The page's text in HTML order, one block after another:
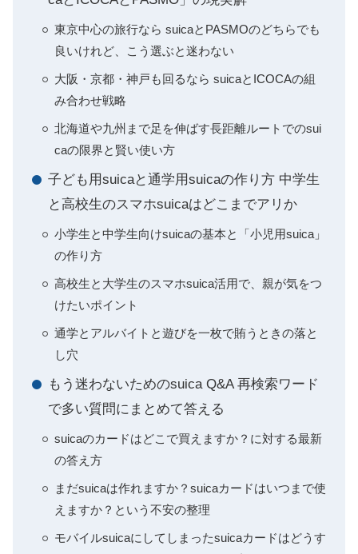
東京中心の旅行なら suicaとPASMOのどちらでも
良いけれど、こう選ぶと迷わない
大阪・京都・神戸も回るなら suicaとICOCAの組
み合わせ戦略
北海道や九州まで足を伸ばす長距離ルートでのsui
caの限界と賢い使い方
子ども用suicaと通学用suicaの作り方 中学生
と高校生のスマホsuicaはどこまでアリか
小学生と中学生向けsuicaの基本と「小児用suica」
の作り方
高校生と大学生のスマホsuica活用で、親が気をつ
けたいポイント
通学とアルバイトと遊びを一枚で賄うときの落と
し穴
もう迷わないためのsuica Q&A 再検索ワード
で多い質問にまとめて答える
suicaのカードはどこで買えますか？に対する最新
の答え方
まだsuicaは作れますか？suicaカードはいつまで使
えますか？という不安の整理
モバイルsuicaにしてしまったsuicaカードはどうす